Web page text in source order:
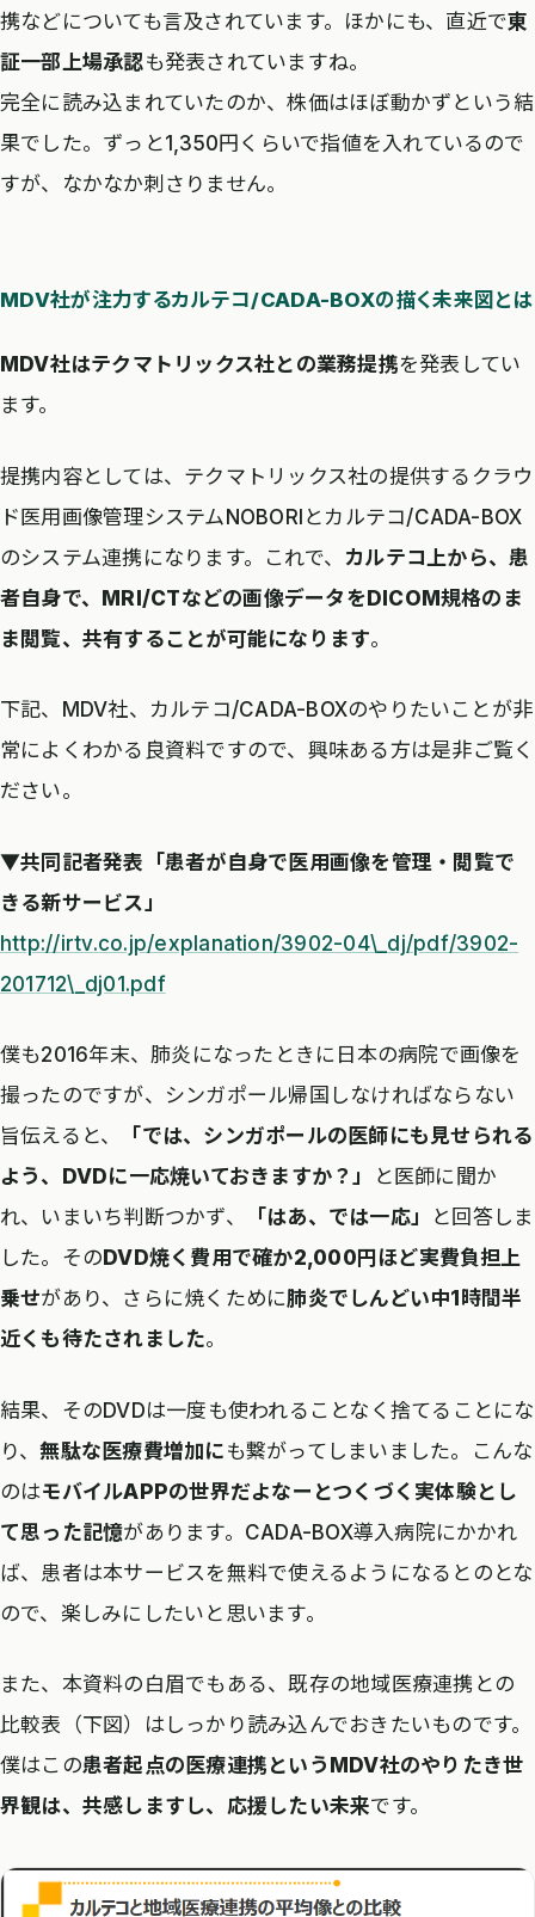
携などについても言及されています。ほかにも、直近で東
証一部上場承認も発表されていますね。
完全に読み込まれていたのか、株価はほぼ動かずという結
果でした。ずっと1,350円くらいで指値を入れているので
すが、なかなか刺さりません。
MDV社が注力するカルテコ/CADA-BOXの描く未来図とは
MDV社はテクマトリックス社との業務提携を発表してい
ます。
提携内容としては、テクマトリックス社の提供するクラウ
ド医用画像管理システムNOBORIとカルテコ/CADA-BOX
のシステム連携になります。これで、 カルテコ上から、患
者自身で、MRI/CTなどの画像データをDICOM規格のま
ま閲覧、共有することが可能になります。
下記、MDV社、カルテコ/CADA-BOXのやりたいことが非
常によくわかる良資料ですので、興味ある方は是非ご覧く
ださい。
▼共同記者発表「患者が自身で医用画像を管理・閲覧で
きる新サービス」
http://irtv.co.jp/explanation/3902-04\_dj/pdf/3902-
201712\_dj01.pdf
僕も2016年末、肺炎になったときに日本の病院で画像を
撮ったのですが、シンガポール帰国しなければならない
旨伝えると、
「では、シンガポールの医師にも見せられる
よう、DVDに一応焼いておきますか？」
と医師に聞か
れ、いまいち判断つかず、
「はあ、では一応」
と回答しま
した。その DVD焼く費用で確か2,000円ほど実費負担上
乗せがあり、さらに焼くために肺炎でしんどい中1時間半
近くも待たされました。
結果、そのDVDは一度も使われることなく捨てることにな
り、無駄な医療費増加に も繋がってしまいました。こんな
のはモバイルAPPの世界だよなーとつくづく実体験とし
て思った記憶があります。CADA-BOX導入病院にかかれ
ば、患者は本サービスを無料で使えるようになるとのとな
ので、楽しみにしたいと思います。
また、本資料の白眉でもある、既存の地域医療連携との
比較表（下図）はしっかり読み込んでおきたいものです。
僕はこの患者起点の医療連携というMDV社のやりたき世
界観は、共感しますし、応援したい未来です。